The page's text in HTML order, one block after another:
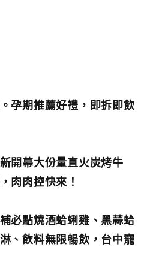
孕期推薦好禮，即拆即飲
開幕大份量直火炭烤牛
肉肉控快來！
必點燒酒蛤蜊雞、黑蒜蛤
、飲料無限暢飲，台中寵